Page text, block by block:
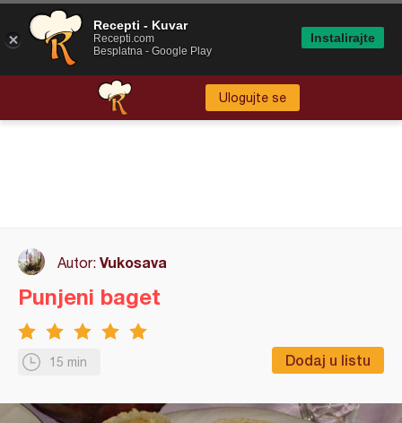
Ulogujte se
Autor: Vukosava
15 min Dodaj u listu
Punjeni baget
Recepti - Kuvar
Recepti.com
Besplatna - Google Play
Instalirajte